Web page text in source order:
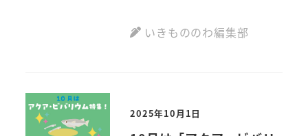
いきもののわ編集部
2025年10月1日